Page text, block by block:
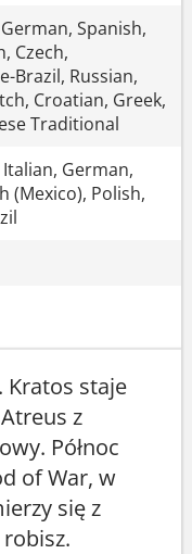
Spanish,
Czech,
Brazil, Russian,
Croatian, Greek,
Traditional
German,
(Mexico), Polish,
Kratos staje
z
Północ
of War, w
się z